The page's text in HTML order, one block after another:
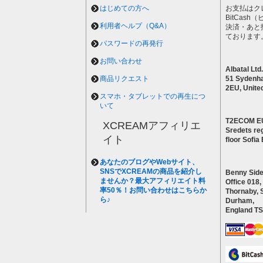
はじめての方へ
利用者ヘルプ（Q&A）
パスワードの再発行
お問い合わせ
商品リクエスト
スマホ・タブレットでの再生につ
いて
XCREAMアフィリエ
イト
あなたのブログやWebサイト、
SNSでXCREAMの商品を紹介し
ませんか？最大アフィリエイト料
率50％！お問い合わせはこちらか
ら♪
お支払はク
BitCash（
決済・あと
ております
Albatal Ltd.
51
2EU,
T2ECOM
Sredets
floor Sofia
Benny
Office
Thornaby,
Durham,
England